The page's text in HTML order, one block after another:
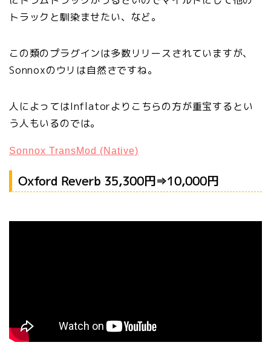
トラックと馴染ませたい、など。
この類のプラグインは多数リリースされていますが、
Sonnoxのウリは自然さですね。
人によってはInflatorよりこちらの方が重宝するとい
う人もいるのでは。
Sonnox TransMod (Native)
Oxford Reverb 35,300円⇒10,000円